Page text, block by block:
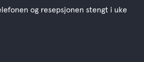
og resepsjonen stengt i uke